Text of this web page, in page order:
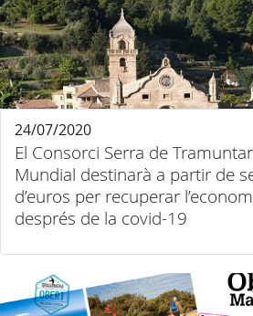
El Consorci Serra de
Mundial destinarà a partir de
d’euros per recuperar
després de la covid-19
24/07/2020